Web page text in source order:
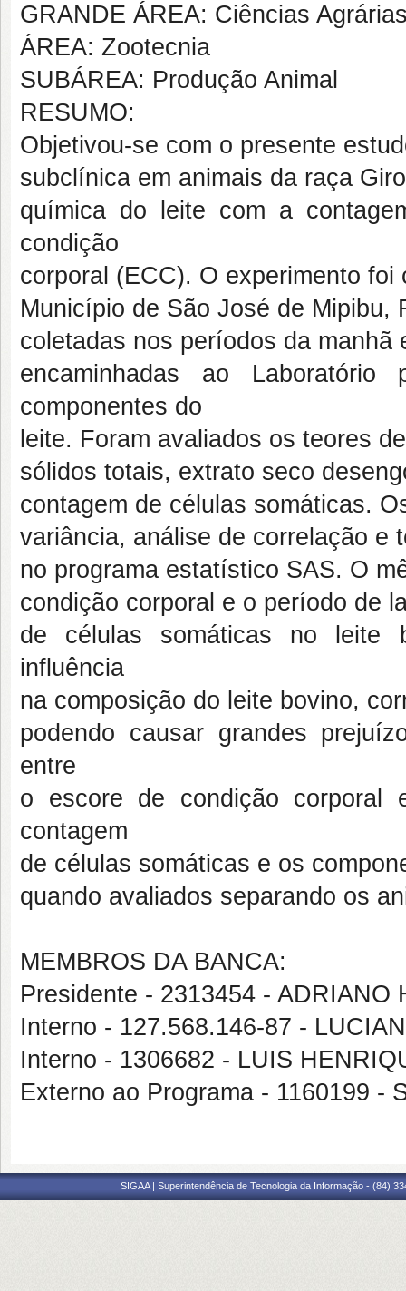
GRANDE ÁREA: Ciências
ÁREA: Zootecnia
SUBÁREA: Produção Animal
RESUMO:
Objetivou-se com o presente
subclínica em animais da raça
química do leite com a
condição
corporal (ECC). O experimento
Município de São José de Mipibu,
coletadas nos períodos da manhã
encaminhadas ao
componentes do
leite. Foram avaliados os teores
sólidos totais, extrato seco
contagem de células somáticas.
variância, análise de correlação e
no programa estatístico SAS. O
condição corporal e o período de
de células somáticas no leite
influência
na composição do leite bovino,
podendo causar grandes
entre
o escore de condição corporal
contagem
de células somáticas e os
quando avaliados separando os
MEMBROS DA BANCA:
Presidente - 2313454 -
Interno - 127.568.146-87 -
Interno - 1306682 - LUIS
Externo ao Programa - 1160199 -
SIGAA | Superintendência de Tecnologia da Informação - (84)